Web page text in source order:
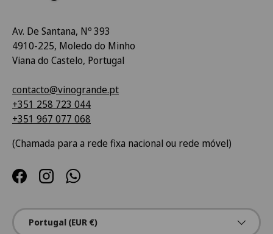
Av. De Santana, Nº 393
4910-225, Moledo do Minho
Viana do Castelo, Portugal
contacto@vinogrande.pt
+351 258 723 044
+351 967 077 068
(Chamada para a rede fixa nacional ou rede móvel)
FacebookInstagramWhatsApp
País/Região
Portugal (EUR €)